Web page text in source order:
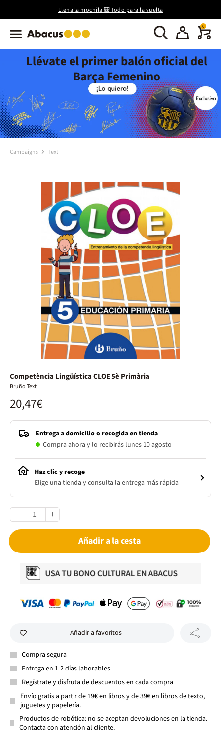
Llena la mochila 🎒 Todo para la vuelta
0
Llévate el primer balón oficial del
Barça Femenino
Campaigns Text
Competència Lingüística CLOE 5è Primària
Bruño Text
20,47€
Entrega a domicilio o recogida en tienda
Compra ahora y lo recibirás lunes 10 agosto
Haz clic y recoge
Elige una tienda y consulta la entrega más rápida
Añadir a la cesta
Añadir a favoritos
Compra segura
Entrega en 1-2 días laborables
Regístrate y disfruta de descuentos en cada compra
Envío gratis a partir de 19€ en libros y de 39€ en libros de texto,
juguetes y papelería.
Productos de robótica: no se aceptan devoluciones en la tienda.
Contacta con atención al cliente.